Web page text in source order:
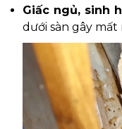
Giấc ngủ, sinh
dưới sàn gây